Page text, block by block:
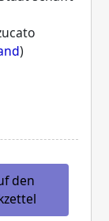
)